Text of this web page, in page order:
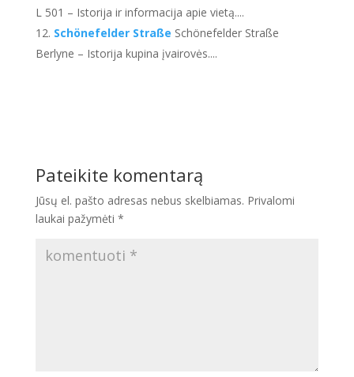
L 501 – Istorija ir informacija apie vietą....
Schönefelder Straße Schönefelder Straße
Berlyne – Istorija kupina įvairovės....
Pateikite komentarą
Jūsų el. pašto adresas nebus skelbiamas. Privalomi
laukai pažymėti *